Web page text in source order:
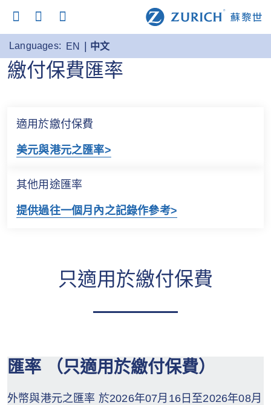
Languages: EN 中文
繳付保費匯率
適用於繳付保費
美元與港元之匯率>
其他用途匯率
提供過往一個月內之記錄作參考>
只適用於繳付保費
匯率 （只適用於繳付保費）
外幣與港元之匯率 於2026年07月16日至2026年08月